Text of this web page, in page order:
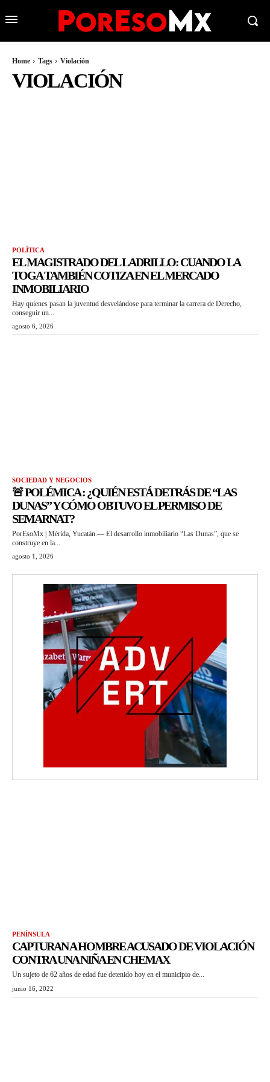
Home Tags Violación
VIOLACIÓN
POLÍTICA
EL MAGISTRADO DEL LADRILLO: CUANDO LA
TOGA TAMBIÉN COTIZA EN EL MERCADO
INMOBILIARIO
Hay quienes pasan la juventud desvelándose para terminar la carrera de Derecho,
conseguir un...
agosto 6, 2026
SOCIEDAD Y NEGOCIOS
🚨 POLÉMICA : ¿QUIÉN ESTÁ DETRÁS DE “LAS
DUNAS” Y CÓMO OBTUVO EL PERMISO DE
SEMARNAT?
PorEsoMx | Mérida, Yucatán.— El desarrollo inmobiliario “Las Dunas”, que se
construye en la...
agosto 1, 2026
PENÍNSULA
CAPTURAN A HOMBRE ACUSADO DE VIOLACIÓN
CONTRA UNA NIÑA EN CHEMAX
Un sujeto de 62 años de edad fue detenido hoy en el municipio de...
junio 16, 2022